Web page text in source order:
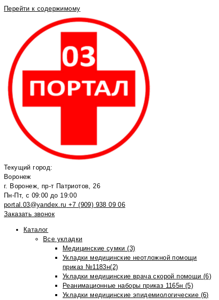
Перейти к содержимому
Текущий город:
Воронеж
г. Воронеж, пр-т Патриотов, 26
Пн-Пт, с 09:00 до 19:00
portal.03@yandex.ru +7 (909) 938 09 06
Заказать звонок
Каталог
Все укладки
Медицинские сумки (3)
Укладки медицинские неотложной помощи
приказ №1183н(2)
Укладки медицинские врача скорой помощи (6)
Реанимационные наборы приказ 1165н (5)
Укладки медицинские эпидемиологические (6)